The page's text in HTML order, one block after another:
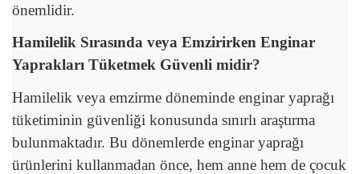
önemlidir.
Hamilelik Sırasında veya Emzirirken Enginar
Yaprakları Tüketmek Güvenli midir?
Hamilelik veya emzirme döneminde enginar yaprağı
tüketiminin güvenliği konusunda sınırlı araştırma
bulunmaktadır. Bu dönemlerde enginar yaprağı
ürünlerini kullanmadan önce, hem anne hem de çocuk